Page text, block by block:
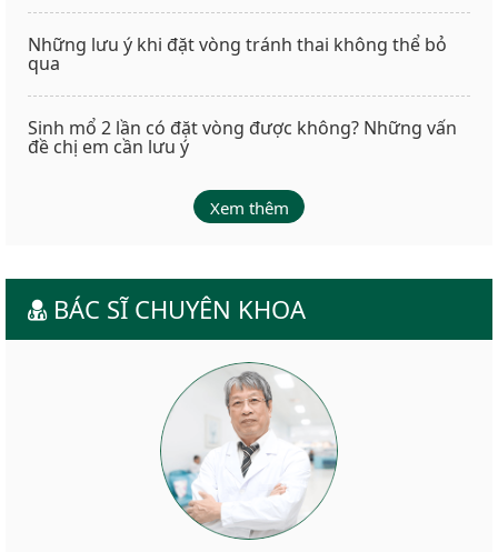
Những lưu ý khi đặt vòng tránh thai không thể bỏ
qua
Sinh mổ 2 lần có đặt vòng được không? Những vấn
đề chị em cần lưu ý
Xem thêm
BÁC SĨ CHUYÊN KHOA